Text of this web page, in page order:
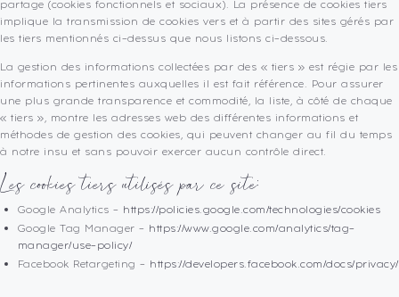
partage (cookies fonctionnels et sociaux). La présence de cookies tiers
implique la transmission de cookies vers et à partir des sites gérés par
les tiers mentionnés ci-dessus que nous listons ci-dessous.
La gestion des informations collectées par des « tiers » est régie par les
informations pertinentes auxquelles il est fait référence. Pour assurer
une plus grande transparence et commodité, la liste, à côté de chaque
« tiers », montre les adresses web des différentes informations et
méthodes de gestion des cookies, qui peuvent changer au fil du temps
à notre insu et sans pouvoir exercer aucun contrôle direct.
Les cookies tiers utilisés par ce site:
Google Analytics – https://policies.google.com/technologies/cookies
Google Tag Manager – https://www.google.com/analytics/tag-
manager/use-policy/
Facebook Retargeting – https://developers.facebook.com/docs/privacy/